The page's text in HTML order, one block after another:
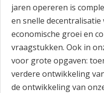
jaren opereren is
en snelle
economische groei en
vraagstukken. Ook in
voor grote opgaven:
verdere ontwikkeling
de ontwikkeling van